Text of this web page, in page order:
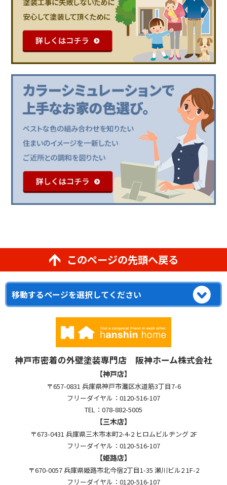
このページの先頭へ戻る
神戸市密着の外壁塗装専門店 阪神ホーム株式会社
【神戸店】
〒657-0831 兵庫県神戸市灘区水道筋3丁目7-6
フリーダイヤル：0120-516-107
TEL：078-882-5005
【三木店】
〒673-0431 兵庫県三木市本町2-4-2 ヒロムビルヂング 2F
フリーダイヤル：0120-516-107
【姫路店】
〒670-0057 兵庫県姫路市北今宿2丁目1-35 瀬川ビル2 1F-2
フリーダイヤル：0120-516-107